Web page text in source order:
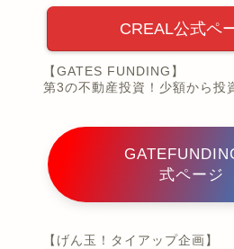
CREAL公式ペ
【GATES FUNDING】
第3の不動産投資！少額から投
式ページ
【げん玉！タイアップ企画】